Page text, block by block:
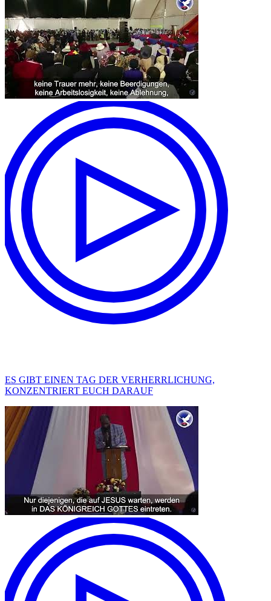
ES GIBT EINEN TAG DER VERHERRLICHUNG,
KONZENTRIERT EUCH DARAUF